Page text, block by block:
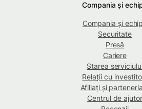
Compania și
Compania și
Securitate
Presă
Cariere
Starea
Relații cu
Afiliați și
Centrul de ajutor